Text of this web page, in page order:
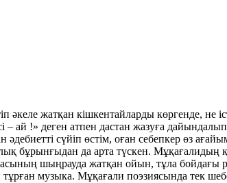
жатқан кішкентайларды көргенде, не
ай !» деген атпен дастан жазуға
сүйіп өстім, оған себепкер өз
бұрынғыдан да арта түскен. Мұқағалидың
шыңрауда жатқан ойын, тұла бойдағы
тұрған музыка. Мұқағали поэзиясында тек